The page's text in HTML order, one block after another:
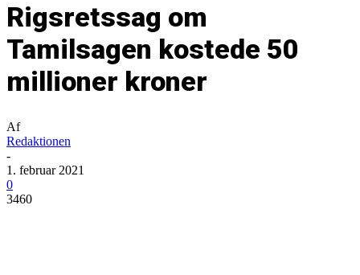
Rigsretssag om
Tamilsagen kostede 50
millioner kroner
Af
Redaktionen
-
1. februar 2021
0
3460